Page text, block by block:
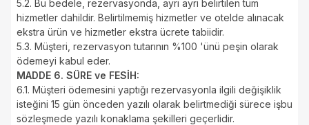
5.2. Bu bedele, rezervasyonda, ayrı ayrı belirtilen tüm
hizmetler dahildir. Belirtilmemiş hizmetler ve otelde alınacak
ekstra ürün ve hizmetler ekstra ücrete tabiidir.
5.3. Müşteri, rezervasyon tutarının %100 'ünü peşin olarak
ödemeyi kabul eder.
MADDE 6. SÜRE ve FESİH:
6.1. Müşteri ödemesini yaptığı rezervasyonla ilgili değişiklik
isteğini 15 gün önceden yazılı olarak belirtmediği sürece işbu
sözleşmede yazılı konaklama şekilleri geçerlidir.